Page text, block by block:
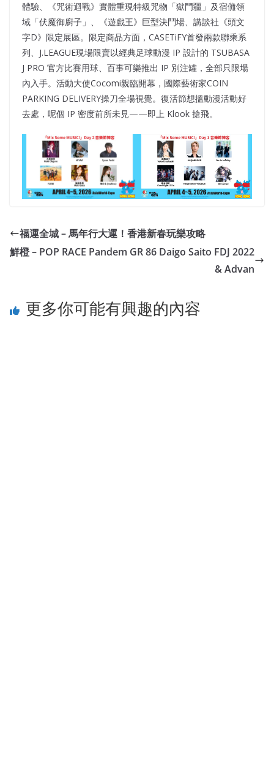
體驗、《咒術迴戰》實體重現特級咒物「獄門疆」及宿儺領
域「伏魔御廚子」、《遊戲王》巨型決鬥場、講談社《頭文
字D》限定展區。限定商品方面，CASETiFY首發兩款聯乘系
列、J.LEAGUE現場限賣以經典足球動漫 IP 設計的 TSUBASA
J PRO 官方比賽用球、百事可樂推出 IP 別注罐，全部只限場
內入手。活動大使Cocomi親臨開幕，國際藝術家COIN
PARKING DELIVERY操刀全場視覺。復活節想搵動漫活動好
去處，呢個 IP 密度前所未見——即上 Klook 搶飛。
福運全城 – 馬年行大運！香港新春玩樂攻略
鮮橙 – POP RACE Pandem GR 86 Daigo Saito FDJ 2022
& Advan
更多你可能有興趣的內容